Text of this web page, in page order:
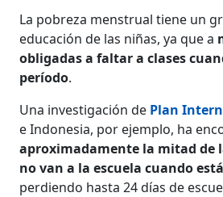
La pobreza menstrual tiene un
educación de las niñas, ya que a
obligadas a faltar a clases
período.
Una investigación de Plan
e Indonesia, por ejemplo, ha
aproximadamente la mitad de
no van a la escuela cuando
perdiendo hasta 24 días de